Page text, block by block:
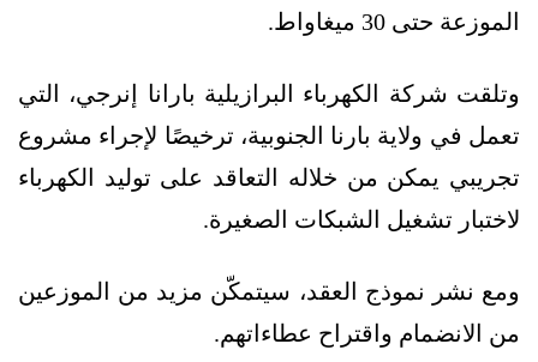
الموزعة حتى 30 ميغاواط.
وتلقت شركة الكهرباء البرازيلية بارانا إنرجي، التي
تعمل في ولاية بارنا الجنوبية، ترخيصًا لإجراء مشروع
تجريبي يمكن من خلاله التعاقد على توليد الكهرباء
لاختبار تشغيل الشبكات الصغيرة.
ومع نشر نموذج العقد، سيتمكّن مزيد من الموزعين
من الانضمام واقتراح عطاءاتهم.